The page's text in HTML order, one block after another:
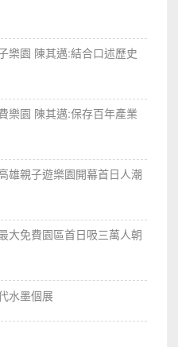
樂園 陳其邁:結合口述歷史
樂園 陳其邁:保存百年產業
雄親子遊樂園開幕首日人潮
大免費園區首日吸三萬人朝
水墨個展